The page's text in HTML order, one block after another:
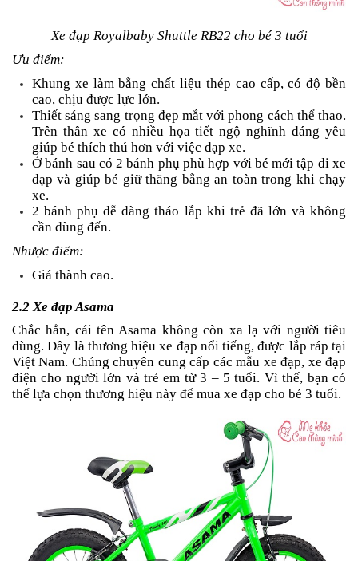
Xe đạp Royalbaby Shuttle RB22 cho bé 3 tuổi
Ưu điểm:
Khung xe làm bằng chất liệu thép cao cấp, có độ bền
cao, chịu được lực lớn.
Thiết sáng sang trọng đẹp mắt với phong cách thể thao.
Trên thân xe có nhiều họa tiết ngộ nghĩnh đáng yêu
giúp bé thích thú hơn với việc đạp xe.
Ở bánh sau có 2 bánh phụ phù hợp với bé mới tập đi xe
đạp và giúp bé giữ thăng bằng an toàn trong khi chạy
xe.
2 bánh phụ dễ dàng tháo lắp khi trẻ đã lớn và không
cần dùng đến.
Nhược điểm:
Giá thành cao.
2.2 Xe đạp Asama
Chắc hẳn, cái tên Asama không còn xa lạ với người tiêu
dùng. Đây là thương hiệu xe đạp nổi tiếng, được lắp ráp tại
Việt Nam. Chúng chuyên cung cấp các mẫu xe đạp, xe đạp
điện cho người lớn và trẻ em từ 3 – 5 tuổi. Vì thế, bạn có
thể lựa chọn thương hiệu này để mua xe đạp cho bé 3 tuổi.